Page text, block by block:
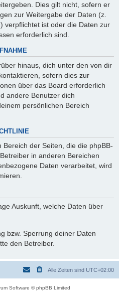
Dies gilt nicht, sofern er
zur Weitergabe der Daten (z.
verpflichtet ist oder die Daten zur
erforderlich sind.
hinaus, dich unter den von dir
sofern dies zur
über das Board erforderlich
andere Benutzer dich
persönlichen Bereich
der Seiten, die die phpBB-
in anderen Bereichen
Daten verarbeitet, wird
Auskunft, welche Daten über
bzw. Sperrung deiner Daten
den Betreiber.
Alle Zeiten sind UTC+02:00
Software © phpBB Limited